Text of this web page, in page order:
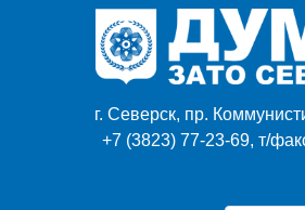
г. Северск, пр.
+7 (3823) 77-23-69, т/